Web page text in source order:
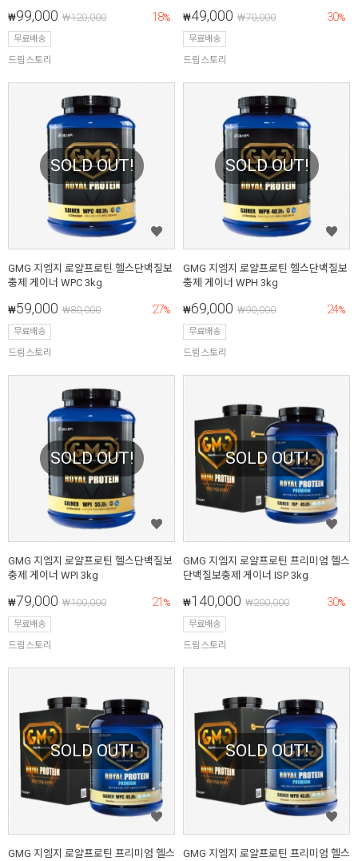
₩99,000 ₩120,000 18%
무료배송
드림스토리
₩49,000 ₩70,000 30%
무료배송
드림스토리
SOLD OUT!
GMG 지엠지 로얄프로틴 헬스단백질보
충제 게이너 WPC 3kg
₩59,000 ₩80,000 27%
무료배송
드림스토리
SOLD OUT!
GMG 지엠지 로얄프로틴 헬스단백질보
충제 게이너 WPH 3kg
₩69,000 ₩90,000 24%
무료배송
드림스토리
SOLD OUT!
GMG 지엠지 로얄프로틴 헬스단백질보
충제 게이너 WPI 3kg
₩79,000 ₩100,000 21 %
무료배송
드림스토리
SOLD OUT!
GMG 지엠지 로얄프로틴 프리미엄 헬스
단백질보충제 게이너 ISP 3kg
₩140,000 ₩200,000 30%
무료배송
드림스토리
SOLD OUT!
GMG 지엠지 로얄프로틴 프리미엄 헬스
SOLD OUT!
GMG 지엠지 로얄프로틴 프리미엄 헬스